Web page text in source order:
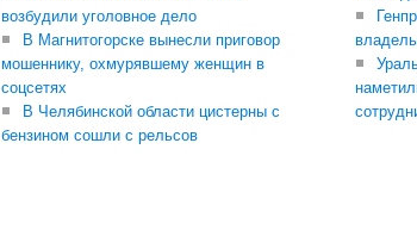
возбудили уголовное дело
В Магнитогорске вынесли приговор
мошеннику, охмурявшему женщин в
соцсетях
В Челябинской области цистерны с
бензином сошли с рельсов